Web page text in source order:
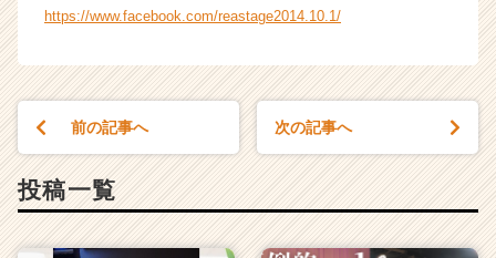
https://www.facebook.com/reastage2014.10.1/
前の記事へ 次の記事へ
投稿一覧